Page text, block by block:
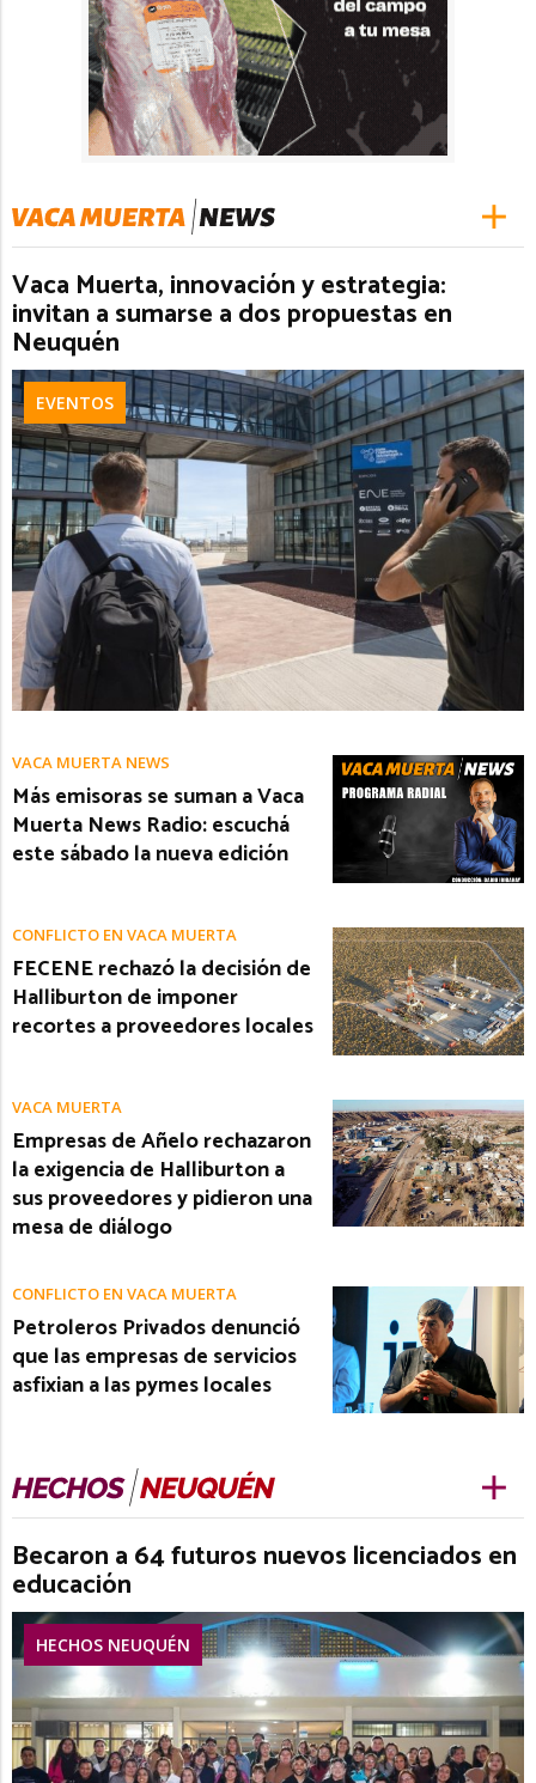
Vaca Muerta, innovación y estrategia:
invitan a sumarse a dos propuestas en
Neuquén
EVENTOS
VACA MUERTA NEWS
Más emisoras se suman a Vaca
Muerta News Radio: escuchá
este sábado la nueva edición
CONFLICTO EN VACA MUERTA
FECENE rechazó la decisión de
Halliburton de imponer
recortes a proveedores locales
VACA MUERTA
Empresas de Añelo rechazaron
la exigencia de Halliburton a
sus proveedores y pidieron una
mesa de diálogo
CONFLICTO EN VACA MUERTA
Petroleros Privados denunció
que las empresas de servicios
asfixian a las pymes locales
Becaron a 64 futuros nuevos licenciados en
educación
HECHOS NEUQUÉN